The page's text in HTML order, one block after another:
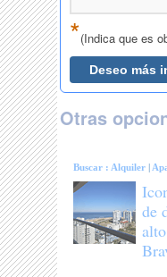
Otras
Buscar : Alquiler |
de